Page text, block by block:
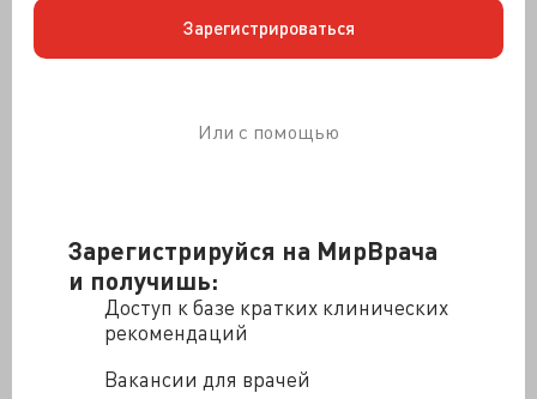
Зарегистрируйся на МирВрача
и получишь:
Доступ к базе кратких клинических
рекомендаций
Вакансии для врачей
Зарегистрироваться
Или с помощью
планировать свой день и безолаберности. Откуда он
взял это? Подчиненные в таких организациях
нередко нормально работают. Конечно, с ошибками,
подсознательно для начальника, лучше чем он сам.
Ему все больше хочется отбить атаку их
Работники тоже могут проецировать на начальника
свои проблемы. Смотри-ка, какой идиот, а начальник.
А что же я? Что с моей карьерой? В ответ они
начинают войну против шефа, чтобы доказать ему,
некомпетентность.